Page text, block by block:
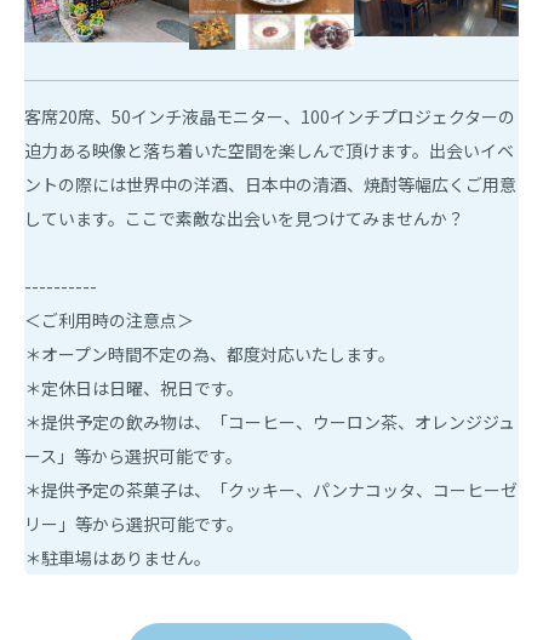
客席20席、50インチ液晶モニター、100インチプロジェクターの
迫力ある映像と落ち着いた空間を楽しんで頂けます。出会いイベ
ントの際には世界中の洋酒、日本中の清酒、焼酎等幅広くご用意
しています。ここで素敵な出会いを見つけてみませんか？
----------
＜ご利用時の注意点＞
＊オープン時間不定の為、都度対応いたします。
＊定休日は日曜、祝日です。
＊提供予定の飲み物は、「コーヒー、ウーロン茶、オレンジジュ
ース」等から選択可能です。
＊提供予定の茶菓子は、「クッキー、パンナコッタ、コーヒーゼ
リー」等から選択可能です。
＊駐車場はありません。